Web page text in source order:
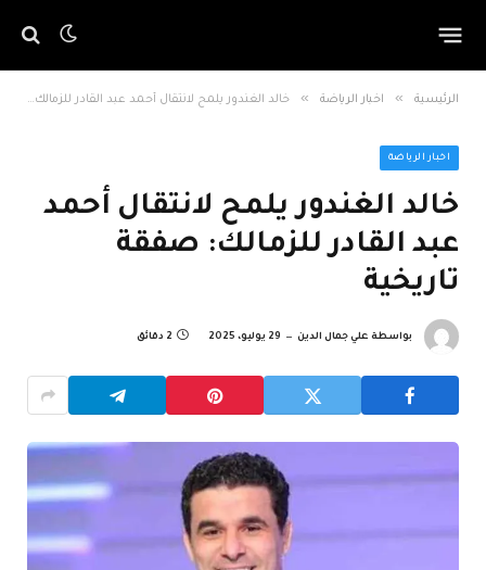
الرئيسية » اخبار الرياضة » خالد الغندور يلمح لانتقال أحمد عبد القادر للزمالك: صفقة تاريخية
اخبار الرياضة
خالد الغندور يلمح لانتقال أحمد
عبد القادر للزمالك: صفقة
تاريخية
بواسطة علي جمال الدين 29 يوليو، 2025 2 دقائق